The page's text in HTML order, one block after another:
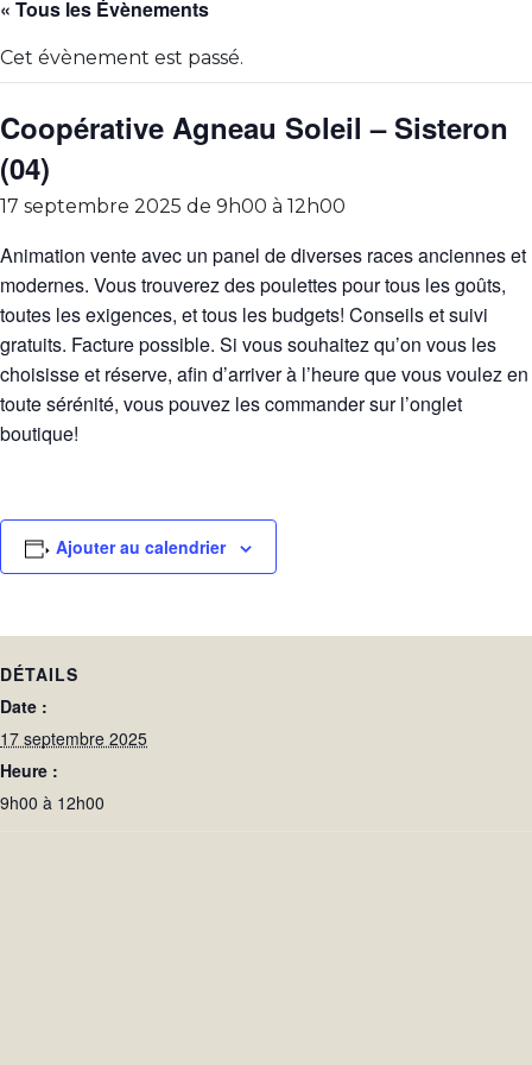
« Tous les Évènements
Cet évènement est passé.
Coopérative Agneau Soleil – Sisteron
(04)
17 septembre 2025 de 9h00 à 12h00
Animation vente avec un panel de diverses races anciennes et
modernes. Vous trouverez des poulettes pour tous les goûts,
toutes les exigences, et tous les budgets! Conseils et suivi
gratuits. Facture possible. Si vous souhaitez qu’on vous les
choisisse et réserve, afin d’arriver à l’heure que vous voulez en
toute sérénité, vous pouvez les commander sur l’onglet
boutique!
Ajouter au calendrier
DÉTAILS
Date :
17 septembre 2025
Heure :
9h00 à 12h00